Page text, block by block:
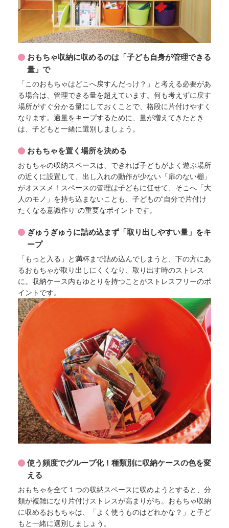
おもちゃ収納に収めるのは「子ども自身が管理できる
量」で
「このおもちゃはどこへ戻すんだっけ？」と考える必要があ
る場合は、管理できる量を超えています。何も考えずに戻す
場所がすぐ分かる量にしておくことで、格段に片付けやすく
なります。適量をキープするために、量が増えてきたとき
は、子どもと一緒に選別しましょう。
おもちゃを置く場所を決める
おもちゃの収納スペースは、できれば子どもがよく遊ぶ場所
の近くに設置して、出し入れの動作が少ない「扉のない棚」
がオススメ！スペースの管理は子どもに任せて、そこへ「大
人のモノ」を持ち込まないことも、子どもの“自分で片付け
たくなる意識作り”の重要なポイントです。
ぎゅうぎゅうに詰め込まず「取り出しやすい量」をキ
ープ
「もっと入る」と満杯まで詰め込んでしまうと、下の方にあ
るおもちゃが取り出しにくくなり、取り出す時のストレス
に。収納ケース内もゆとりを持つことがストレスフリーのポ
イントです。
使う頻度でグループ化！種類別に収納ケースの色を変
える
おもちゃを全て１つの収納スペースに収めようとすると、分
類が複雑になり片付けストレスが高まりがち。おもちゃ収納
に収めるおもちゃは、「よく使うものはどれかな？」と子ど
もと一緒に選別しましょう。